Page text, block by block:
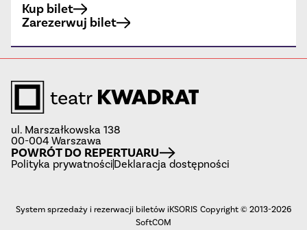
Kup bilet
Zarezerwuj bilet
ul. Marszałkowska 138
00-004 Warszawa
POWRÓT DO REPERTUARU
Polityka prywatnościDeklaracja dostępności
System sprzedaży i rezerwacji biletów iKSORIS Copyright © 2013-2026
SoftCOM